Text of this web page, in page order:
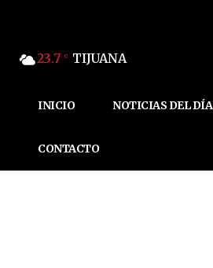
23.7 C TIJUANA
INICIO NOTICIAS DEL DÍA
CONTACTO